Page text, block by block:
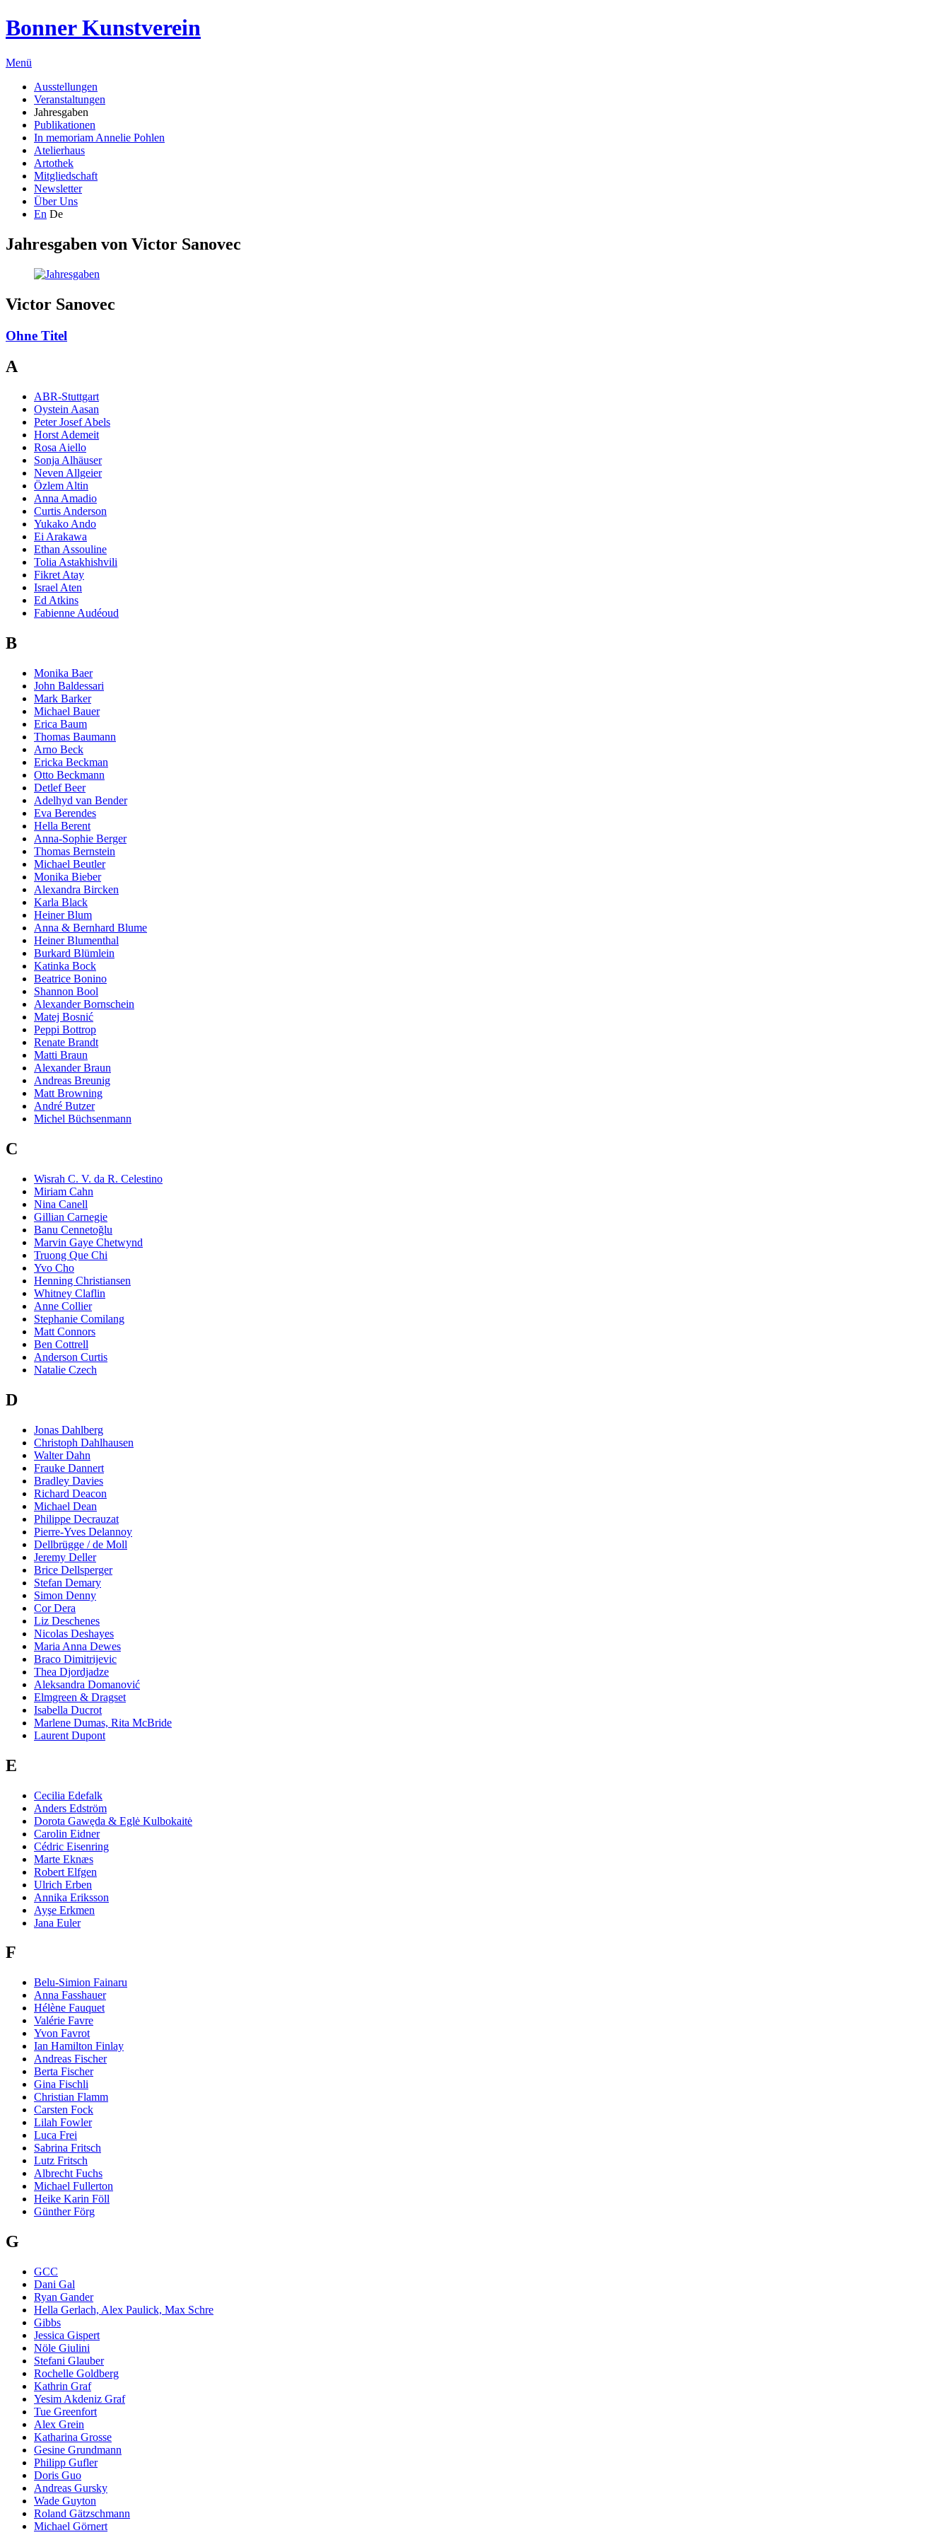
Bonner Kunstverein
Menü
Ausstellungen
Veranstaltungen
Jahresgaben
Publikationen
In memoriam Annelie Pohlen
Atelierhaus
Artothek
Mitgliedschaft
Newsletter
Über Uns
En De
Jahresgaben von Victor Sanovec
Victor Sanovec
Ohne Titel
A
ABR-Stuttgart
Oystein Aasan
Peter Josef Abels
Horst Ademeit
Rosa Aiello
Sonja Alhäuser
Neven Allgeier
Özlem Altin
Anna Amadio
Curtis Anderson
Yukako Ando
Ei Arakawa
Ethan Assouline
Tolia Astakhishvili
Fikret Atay
Israel Aten
Ed Atkins
Fabienne Audéoud
B
Monika Baer
John Baldessari
Mark Barker
Michael Bauer
Erica Baum
Thomas Baumann
Arno Beck
Ericka Beckman
Otto Beckmann
Detlef Beer
Adelhyd van Bender
Eva Berendes
Hella Berent
Anna-Sophie Berger
Thomas Bernstein
Michael Beutler
Monika Bieber
Alexandra Bircken
Karla Black
Heiner Blum
Anna & Bernhard Blume
Heiner Blumenthal
Burkard Blümlein
Katinka Bock
Beatrice Bonino
Shannon Bool
Alexander Bornschein
Matej Bosnić
Peppi Bottrop
Renate Brandt
Matti Braun
Alexander Braun
Andreas Breunig
Matt Browning
André Butzer
Michel Büchsenmann
C
Wisrah C. V. da R. Celestino
Miriam Cahn
Nina Canell
Gillian Carnegie
Banu Cennetoğlu
Marvin Gaye Chetwynd
Truong Que Chi
Yvo Cho
Henning Christiansen
Whitney Claflin
Anne Collier
Stephanie Comilang
Matt Connors
Ben Cottrell
Anderson Curtis
Natalie Czech
D
Jonas Dahlberg
Christoph Dahlhausen
Walter Dahn
Frauke Dannert
Bradley Davies
Richard Deacon
Michael Dean
Philippe Decrauzat
Pierre-Yves Delannoy
Dellbrügge / de Moll
Jeremy Deller
Brice Dellsperger
Stefan Demary
Simon Denny
Cor Dera
Liz Deschenes
Nicolas Deshayes
Maria Anna Dewes
Braco Dimitrijevic
Thea Djordjadze
Aleksandra Domanović
Elmgreen & Dragset
Isabella Ducrot
Marlene Dumas, Rita McBride
Laurent Dupont
E
Cecilia Edefalk
Anders Edström
Dorota Gawęda & Eglė Kulbokaitė
Carolin Eidner
Cédric Eisenring
Marte Eknæs
Robert Elfgen
Ulrich Erben
Annika Eriksson
Ayşe Erkmen
Jana Euler
F
Belu-Simion Fainaru
Anna Fasshauer
Hélène Fauquet
Valérie Favre
Yvon Favrot
Ian Hamilton Finlay
Andreas Fischer
Berta Fischer
Gina Fischli
Christian Flamm
Carsten Fock
Lilah Fowler
Luca Frei
Sabrina Fritsch
Lutz Fritsch
Albrecht Fuchs
Michael Fullerton
Heike Karin Föll
Günther Förg
G
GCC
Dani Gal
Ryan Gander
Hella Gerlach, Alex Paulick, Max Schre
Gibbs
Jessica Gispert
Nöle Giulini
Stefani Glauber
Rochelle Goldberg
Kathrin Graf
Yesim Akdeniz Graf
Tue Greenfort
Alex Grein
Katharina Grosse
Gesine Grundmann
Philipp Gufler
Doris Guo
Andreas Gursky
Wade Guyton
Roland Gätzschmann
Michael Görnert